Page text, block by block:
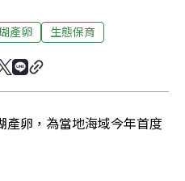
產卵 生態保育
產卵，為當地海域今年首度